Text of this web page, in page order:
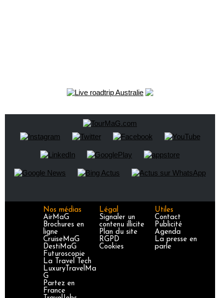
Nos médias
AirMaG
Brochures en
ligne
CruiseMaG
DestiMaG
Futuroscopie
La Travel Tech
LuxuryTravelMa
G
Partez en
France
Légal
Signaler un
contenu illicite
Plan du site
RGPD
Cookies
Utiles
Contact
Publicité
Agenda
La presse en
parle